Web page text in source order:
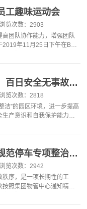
定，希望类似活动要常态
工趣味运动会
览次数：2903
团队协作能力，增强团队
年11月25日下午在B区
组人员互相帮助、团结合
作总结发言，对员工的积
定，也希望大家能把这场运
【长春众心耕物业】百日安全无事故-观影活动
览次数：2818
洁”的园区环境，进一步提高
产意识和自我保护能力。
重于泰山，麻痹大意和违
警示教育片，以事故为
好安全宣传，扎实做好安
【上海心耕物业】规范停车专项整治工作
览次数：2942
序，是一项长期性的工
照集团物管中心通知精神